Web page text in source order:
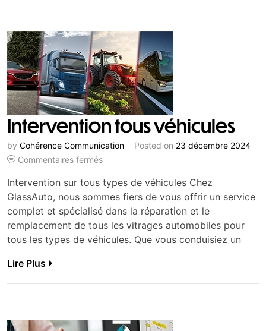
Intervention tous véhicules
by Cohérence Communication Posted on 23 décembre 2024
Commentaires fermés
Intervention sur tous types de véhicules Chez
GlassAuto, nous sommes fiers de vous offrir un service
complet et spécialisé dans la réparation et le
remplacement de tous les vitrages automobiles pour
tous les types de véhicules. Que vous conduisiez un
Lire Plus